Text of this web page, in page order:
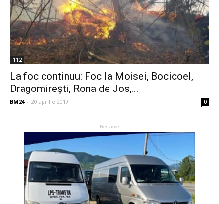
112
La foc continuu: Foc la Moisei, Bocicoel,
Dragomirești, Rona de Jos,...
BM24 - 20 aprilie 2019 0
- Reclame -